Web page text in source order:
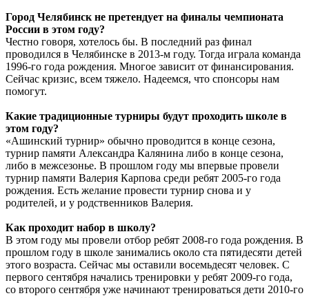
Город Челябинск не претендует на финалы чемпионата
России в этом году?
Честно говоря, хотелось бы. В последний раз финал
проводился в Челябинске в 2013-м году. Тогда играла команда
1996-го года рождения. Многое зависит от финансирования.
Сейчас кризис, всем тяжело. Надеемся, что спонсоры нам
помогут.
Какие традиционные турниры будут проходить школе в
этом году?
«Ашинский турнир» обычно проводится в конце сезона,
турнир памяти Александра Калянина либо в конце сезона,
либо в межсезонье. В прошлом году мы впервые провели
турнир памяти Валерия Карпова среди ребят 2005-го года
рождения. Есть желание провести турнир снова и у
родителей, и у родственников Валерия.
Как проходит набор в школу?
В этом году мы провели отбор ребят 2008-го года рождения. В
прошлом году в школе занимались около ста пятидесяти детей
этого возраста. Сейчас мы оставили восемьдесят человек. С
первого сентября начались тренировки у ребят 2009-го года,
со второго сентября уже начинают тренироваться дети 2010-го